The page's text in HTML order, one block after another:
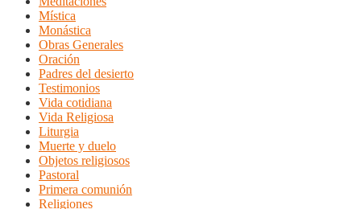
Mística
Monástica
Obras Generales
Oración
Padres del desierto
Testimonios
Vida cotidiana
Vida Religiosa
Liturgia
Muerte y duelo
Objetos religiosos
Pastoral
Primera comunión
Religiones